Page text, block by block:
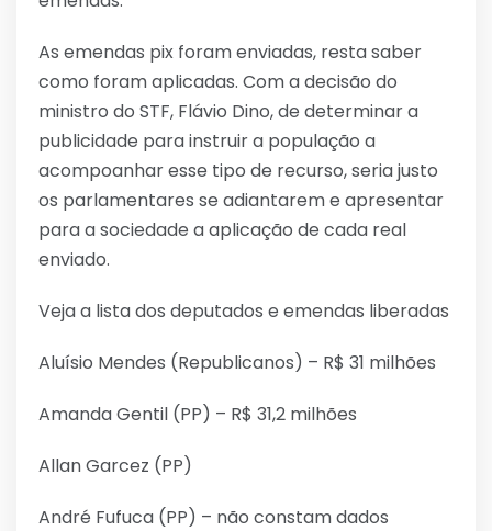
As emendas pix foram enviadas, resta saber
como foram aplicadas. Com a decisão do
ministro do STF, Flávio Dino, de determinar a
publicidade para instruir a população a
acompoanhar esse tipo de recurso, seria justo
os parlamentares se adiantarem e apresentar
para a sociedade a aplicação de cada real
enviado.
Veja a lista dos deputados e emendas liberadas
Aluísio Mendes (Republicanos) – R$ 31 milhões
Amanda Gentil (PP) – R$ 31,2 milhões
Allan Garcez (PP)
André Fufuca (PP) – não constam dados